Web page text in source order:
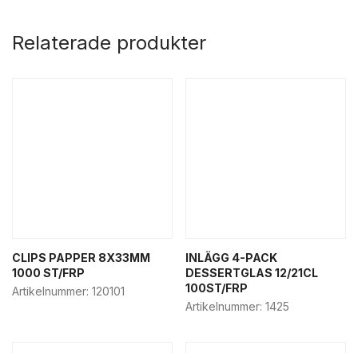
Relaterade produkter
CLIPS PAPPER 8X33MM
1000 ST/FRP
Artikelnummer: 120101
INLÄGG 4-PACK
DESSERTGLAS 12/21CL
100ST/FRP
Artikelnummer: 1425